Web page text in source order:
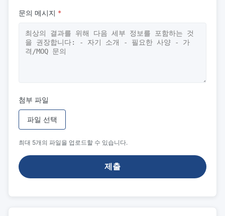
문의 메시지 *
첨부 파일
파일 선택
최대 5개의 파일을 업로드할 수 있습니다.
제출